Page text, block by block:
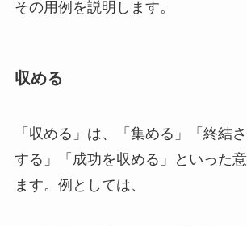
その用例を説明します。
収める
「収める」は、「集める」「終結
する」「成功を収める」といった
ます。例としては、